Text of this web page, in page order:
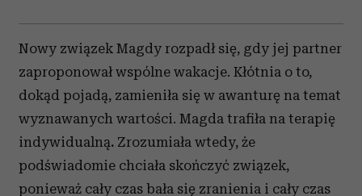
Nowy związek Magdy rozpadł się, gdy jej partner
zaproponował wspólne wakacje. Kłótnia o to,
dokąd pojadą, zamieniła się w awanturę na temat
wyznawanych wartości. Magda trafiła na terapię
indywidualną. Zrozumiała wtedy, że
podświadomie chciała skończyć związek,
ponieważ cały czas bała się zranienia i cały czas